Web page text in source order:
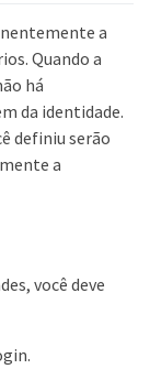
a
Quando a
há
da identidade.
definiu serão
a
você deve